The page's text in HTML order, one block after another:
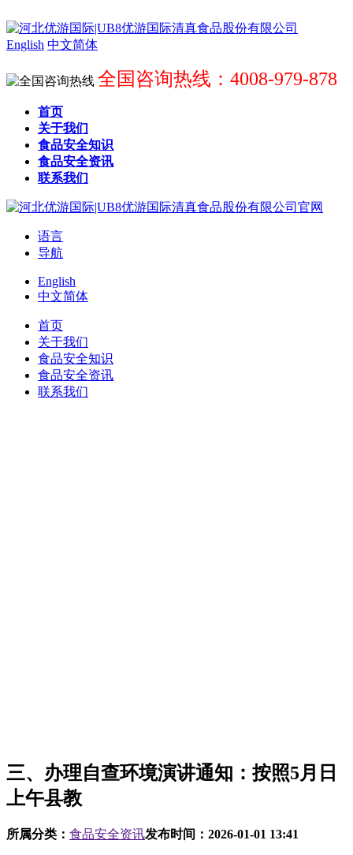
English 中文简体
全国咨询热线：4008-979-878
首页
关于我们
食品安全知识
食品安全资讯
联系我们
语言
导航
English
中文简体
首页
关于我们
食品安全知识
食品安全资讯
联系我们
三、办理自查环境演讲通知：按照5月日
上午县教
所属分类： 食品安全资讯发布时间： 2026-01-01 13:41